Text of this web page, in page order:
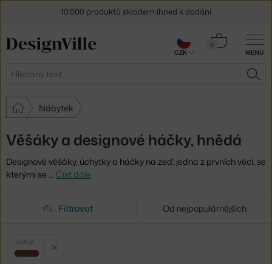
MENU
Hledat
0
Košík
Nábytek
Věšáky a designové háčky, hnědá
Designové věšáky, úchytky a háčky na zeď: jedna z prvních věcí, se
kterými se … Číst dále
Filtrovat Od nejpopulárnějších
Vybrané
filtry:
BARVA
hnědá
10.000 produktů skladem ihned k dodání
30 dní na vrácení zbožíCZK